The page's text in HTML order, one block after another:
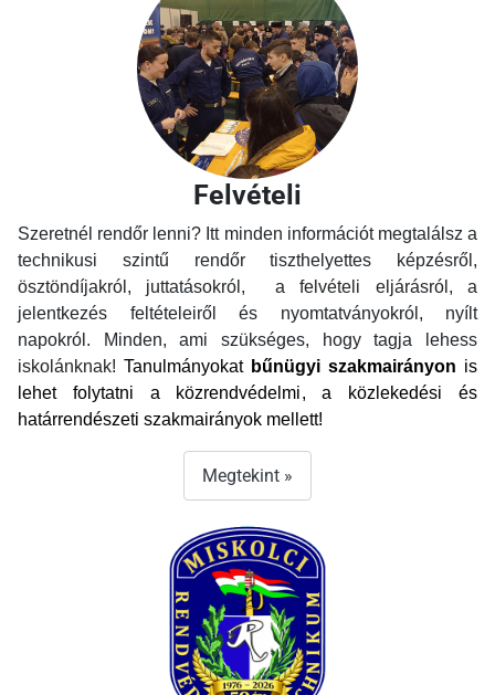
Felvételi
Szeretnél rendőr lenni? Itt minden információt megtalálsz a
technikusi szintű rendőr tiszthelyettes képzésről,
ösztöndíjakról, juttatásokról, a felvételi eljárásról, a
jelentkezés feltételeiről és nyomtatványokról, nyílt
napokról. Minden, ami szükséges, hogy tagja lehess
iskolánknak! Tanulmányokat bűnügyi szakmairányon is
lehet folytatni a közrendvédelmi, a közlekedési és
határrendészeti szakmairányok mellett!
Megtekint »